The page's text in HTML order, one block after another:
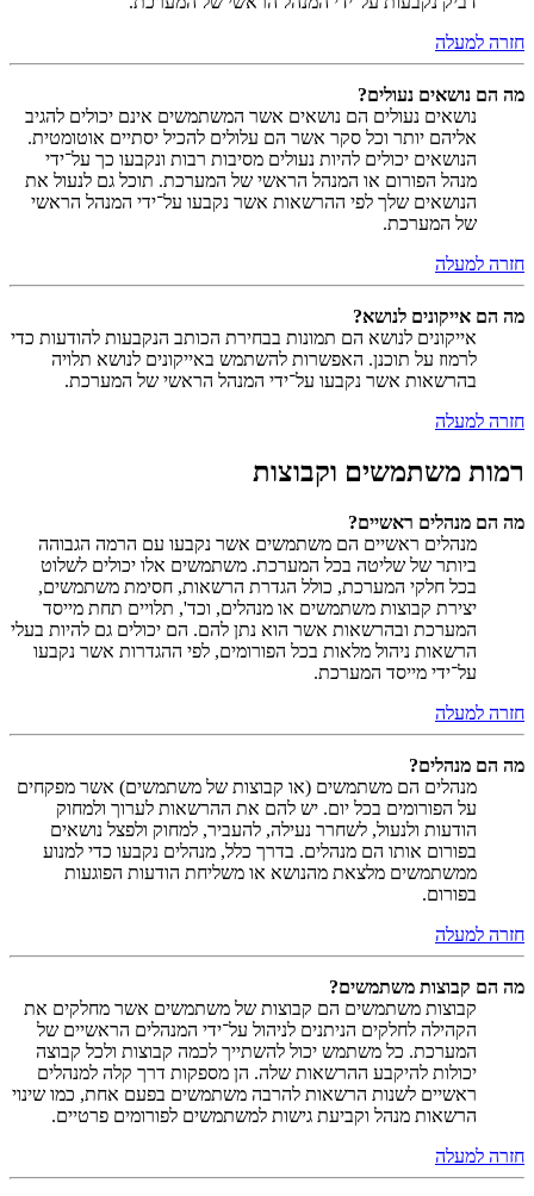
חזרה למעלה
מה הם נושאים נעולים?
נושאים נעולים הם נושאים אשר המשתמשים אינם יכולים להגיב
אליהם יותר וכל סקר אשר הם עלולים להכיל יסתיים אוטומטית.
הנושאים יכולים להיות נעולים מסיבות רבות ונקבעו כך על־ידי
מנהל הפורום או המנהל הראשי של המערכת. תוכל גם לנעול את
הנושאים שלך לפי ההרשאות אשר נקבעו על־ידי המנהל הראשי
של המערכת.
חזרה למעלה
מה הם אייקונים לנושא?
אייקונים לנושא הם תמונות בבחירת הכותב הנקבעות להודעות כדי
לרמוז על תוכנן. האפשרות להשתמש באייקונים לנושא תלויה
בהרשאות אשר נקבעו על־ידי המנהל הראשי של המערכת.
חזרה למעלה
רמות משתמשים וקבוצות
מה הם מנהלים ראשיים?
מנהלים ראשיים הם משתמשים אשר נקבעו עם הרמה הגבוהה
ביותר של שליטה בכל המערכת. משתמשים אלו יכולים לשלוט
בכל חלקי המערכת, כולל הגדרת הרשאות, חסימת משתמשים,
יצירת קבוצות משתמשים או מנהלים, וכד', תלויים תחת מייסד
המערכת ובהרשאות אשר הוא נתן להם. הם יכולים גם להיות בעלי
הרשאות ניהול מלאות בכל הפורומים, לפי ההגדרות אשר נקבעו
על־ידי מייסד המערכת.
חזרה למעלה
מה הם מנהלים?
מנהלים הם משתמשים (או קבוצות של משתמשים) אשר מפקחים
על הפורומים בכל יום. יש להם את ההרשאות לערוך ולמחוק
הודעות ולנעול, לשחרר נעילה, להעביר, למחוק ולפצל נושאים
בפורום אותו הם מנהלים. בדרך כלל, מנהלים נקבעו כדי למנוע
ממשתמשים מלצאת מהנושא או משליחת הודעות הפוגעות
בפורום.
חזרה למעלה
מה הם קבוצות משתמשים?
קבוצות משתמשים הם קבוצות של משתמשים אשר מחלקים את
הקהילה לחלקים הניתנים לניהול על־ידי המנהלים הראשיים של
המערכת. כל משתמש יכול להשתייך לכמה קבוצות ולכל קבוצה
יכולות להיקבע ההרשאות שלה. הן מספקות דרך קלה למנהלים
ראשיים לשנות הרשאות להרבה משתמשים בפעם אחת, כמו שינוי
הרשאות מנהל וקביעת גישות למשתמשים לפורומים פרטיים.
חזרה למעלה